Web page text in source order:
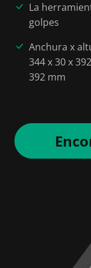
La
golpes
Anchura x
344 x 30 x
392 mm